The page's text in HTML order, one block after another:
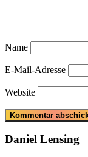
Name
E-Mail-Adresse
Website
Daniel Lensing